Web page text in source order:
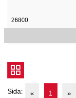
26800
Sida: « 1 »